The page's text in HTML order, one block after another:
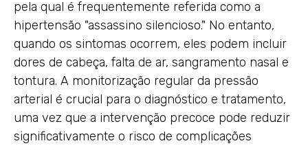
pela qual é frequentemente referida como a
hipertensão "assassino silencioso." No entanto,
quando os sintomas ocorrem, eles podem incluir
dores de cabeça, falta de ar, sangramento nasal e
tontura. A monitorização regular da pressão
arterial é crucial para o diagnóstico e tratamento,
uma vez que a intervenção precoce pode reduzir
significativamente o risco de complicações